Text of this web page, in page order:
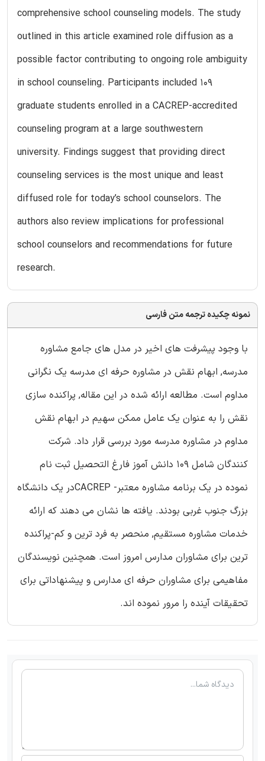
comprehensive school counseling models. The study
outlined in this article examined role diffusion as a
possible factor contributing to ongoing role ambiguity
in school counseling. Participants included 109
graduate students enrolled in a CACREP-accredited
counseling program at a large southwestern
university. Findings suggest that providing direct
counseling services is the most unique and least
diffused role for today’s school counselors. The
authors also review implications for professional
school counselors and recommendations for future
research.
نمونه چکیده ترجمه متن فارسی
با وجود پیشرفت های اخیر در مدل های جامع مشاوره
مدرسه, ابهام نقش در مشاوره حرفه ای مدرسه یک نگرانی
مداوم است. مطالعه ارائه شده در این مقاله, پراکنده سازی
نقش را به عنوان یک عامل ممکن سهیم در ابهام نقش
مداوم در مشاوره مدرسه مورد بررسی قرار داد. شرکت
کنندگان شامل 109 دانش آموز فارغ التحصیل ثبت نام
نموده در یک برنامه مشاوره معتبر- CACREPدر یک دانشگاه
بزرگ جنوب غربی بودند. یافته ها نشان می دهند که ارائه
خدمات مشاوره مستقیم, منحصر به فرد ترین و کم-پراکنده
ترین برای مشاوران مدارس امروز است. همچنین نویسندگان
مفاهیمی برای مشاوران حرفه ای مدارس و پیشنهاداتی برای
تحقیقات آینده را مرور نموده اند.